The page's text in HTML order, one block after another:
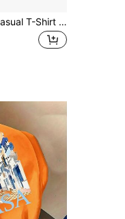
Herren Sommer Casual T-Shirt - T-Shirt mit Affenkopf-Print - Einfacher amerikanischer Stil - Lässiges Rundhals-Baumwoll-T-Shirt